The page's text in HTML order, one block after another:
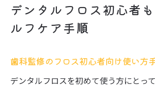
デンタルフロス初心者
ルフケア手順
歯科監修のフロス初心者向け使い方
デンタルフロスを初めて使う方にとっ